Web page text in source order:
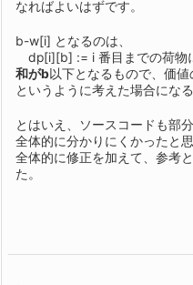
なればよいはずです。
b-w[i] となるのは、
dp[i][b] := i 番目までの荷物
和がb以下となるもので、価
というように考えた場合になる
とはいえ、ソースコードも部
全体的に分かりにくかったと思
全体的に修正を加えて、参考
た。